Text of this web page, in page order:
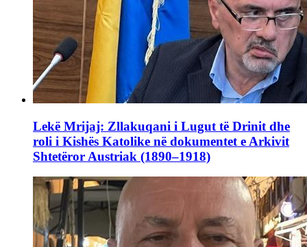
Lekë Mrijaj: Zllakuqani i Lugut të Drinit dhe
roli i Kishës Katolike në dokumentet e Arkivit
Shtetëror Austriak (1890–1918)